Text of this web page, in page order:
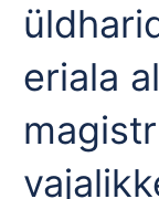
eriala